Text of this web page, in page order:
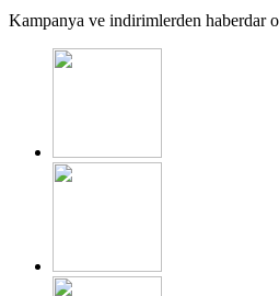
Kampanya ve indirimlerden haberdar